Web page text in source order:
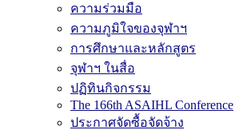
ความร่วมมือ
ความภูมิใจของจุฬาฯ
การศึกษาและหลักสูตร
จุฬาฯ ในสื่อ
ปฏิทินกิจกรรม
The 166th ASAIHL Conference
ประกาศจัดซื้อจัดจ้าง